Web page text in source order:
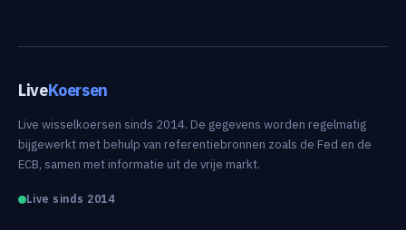
LiveKoersen
Live wisselkoersen sinds 2014. De gegevens worden regelmatig
bijgewerkt met behulp van referentiebronnen zoals de Fed en de
ECB, samen met informatie uit de vrije markt.
Live sinds 2014